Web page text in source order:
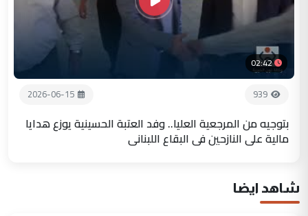
02:42
939
2026-06-15
بتوجيه من المرجعية العليا.. وفد العتبة الحسينية يوزع هدايا
مالية على النازحين في البقاع اللبناني
شاهد ايضا